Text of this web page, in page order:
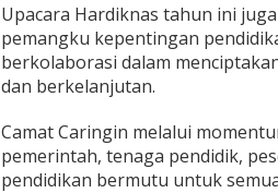
Upacara Hardiknas tahun ini
pemangku kepentingan
berkolaborasi dalam
dan berkelanjutan.
Camat Caringin melalui
pemerintah, tenaga pendidik,
pendidikan bermutu untuk